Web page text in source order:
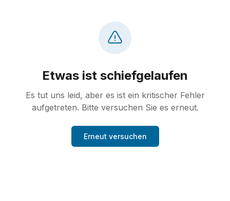
Etwas ist schiefgelaufen
Es tut uns leid, aber es ist ein kritischer Fehler
aufgetreten. Bitte versuchen Sie es erneut.
Erneut versuchen